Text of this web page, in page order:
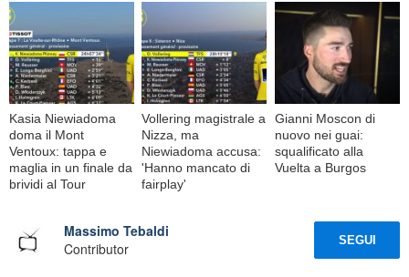
Kasia Niewiadoma
doma il Mont
Ventoux: tappa e
maglia in un finale da
brividi al Tour
Vollering magistrale a
Nizza, ma
Niewiadoma accusa:
'Hanno mancato di
fairplay'
Gianni Moscon di
nuovo nei guai:
squalificato alla
Vuelta a Burgos
Massimo Tebaldi
Contributor
SEGUI